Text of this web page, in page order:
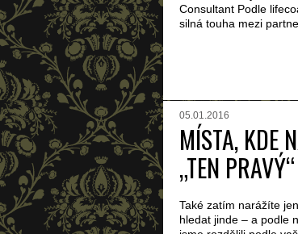
Consultant Podle
silná touha mezi
05.01.2016
MÍSTA, KDE
„TEN PRAVÝ“
Také zatím narážíte
hledat jinde – a podle